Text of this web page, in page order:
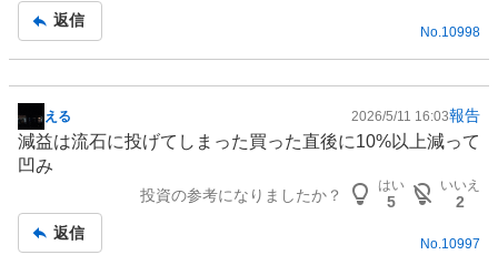
返信
No. 10998
掲
示
板
える 2026/5/11 16:03報告
減益は流石に投げてしまった買った直後に10%以上減って
凹み
投資の参考になりましたか？
はい
5
いいえ
2
返信
No.10997